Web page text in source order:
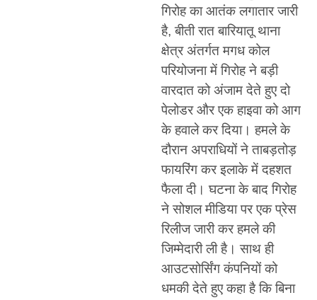
गिरोह का आतंक लगातार जारी
है, बीती रात बारियातू थाना
क्षेत्र अंतर्गत मगध कोल
परियोजना में गिरोह ने बड़ी
वारदात को अंजाम देते हुए दो
पेलोडर और एक हाइवा को आग
के हवाले कर दिया। हमले के
दौरान अपराधियों ने ताबड़तोड़
फायरिंग कर इलाके में दहशत
फैला दी। घटना के बाद गिरोह
ने सोशल मीडिया पर एक प्रेस
रिलीज जारी कर हमले की
जिम्मेदारी ली है। साथ ही
आउटसोर्सिंग कंपनियों को
धमकी देते हुए कहा है कि बिना